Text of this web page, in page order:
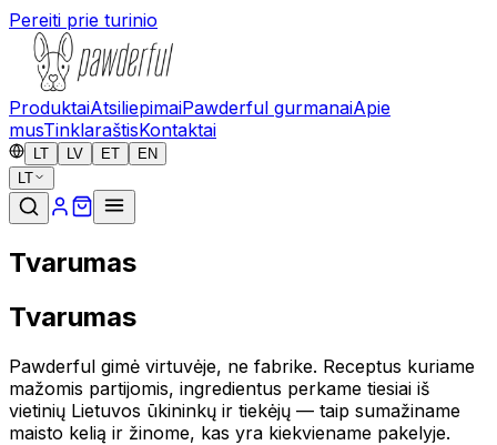
Pereiti prie turinio
ProduktaiAtsiliepimaiPawderful gurmanaiApie
musTinklaraštisKontaktai
LT LV ET
EN
LT
Tvarumas
Tvarumas
Pawderful gimė virtuvėje, ne fabrike. Receptus kuriame
mažomis partijomis, ingredientus perkame tiesiai iš
vietinių Lietuvos ūkininkų ir tiekėjų — taip sumažiname
maisto kelią ir žinome, kas yra kiekviename pakelyje.